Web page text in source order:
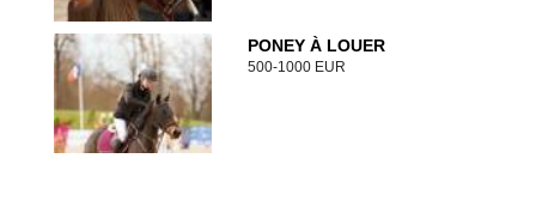
PONEY À LOUER
500-1000 EUR